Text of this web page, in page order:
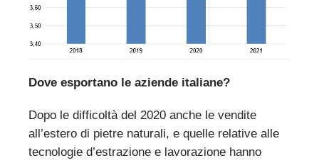
Dove esportano le aziende italiane?
Dopo le difficoltà del 2020 anche le vendite
all’estero di pietre naturali, e quelle relative alle
tecnologie d’estrazione e lavorazione hanno